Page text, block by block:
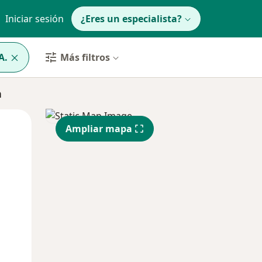
Iniciar sesión ¿Eres un especialista?
Más filtros
Mié
12 Ago
Jue
13 Ago
Ampliar mapa